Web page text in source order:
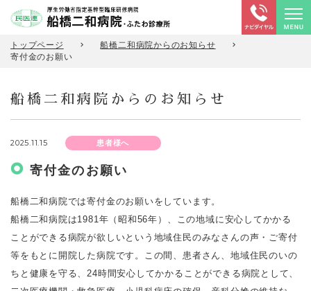
トップページ
船橋二和病院からのお知らせ
寄付金のお願い
船橋二和病院からのお知らせ
2025.11.15 患者様へ
寄付金のお願い
船橋二和病院では寄付金のお願いをしています。
船橋二和病院は1981年（昭和56年）、この地域に安心してかかる
ことができる病院が欲しいという地域住民のみなさんの声・ご寄付
等をもとに開院した病院です。この間、患者さん、地域住民のいの
ちと健康を守る、24時間安心してかかることができる病院として、